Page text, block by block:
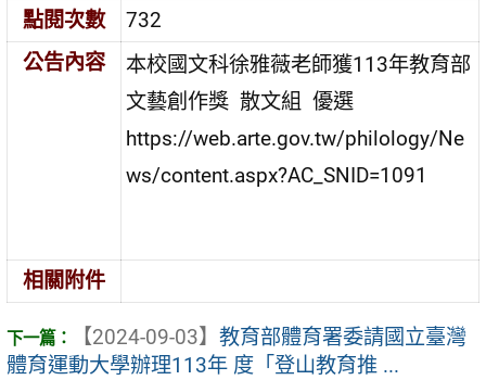
點閱次數
732
公告內容
本校國文科徐雅薇老師獲113年教育部
文藝創作獎 散文組 優選
https://web.arte.gov.tw/philology/Ne
ws/content.aspx?AC_SNID=1091
相關附件
【2024-09-03】 教育部體育署委請國立臺灣
體育運動大學辦理113年 度「登山教育推 ...